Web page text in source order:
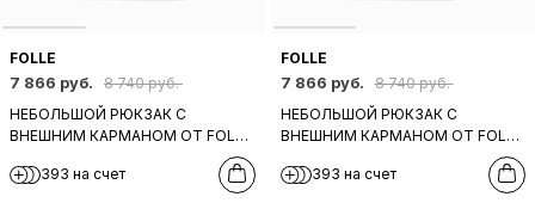
FOLLE
7 866 руб.
8 740 руб.
НЕБОЛЬШОЙ РЮКЗАК С
ВНЕШНИМ КАРМАНОМ ОТ FOLLE
БЕЖЕВОЙ КОЖИ
393 на счет
FOLLE
7 866 руб.
8 740 руб.
НЕБОЛЬШОЙ РЮКЗАК С
ВНЕШНИМ КАРМАНОМ ОТ FOLLE
ИЗ НАТУРАЛЬНОЙ КОРИЧНЕВО-
РЫЖЕЙ КОЖИ
393 на счет